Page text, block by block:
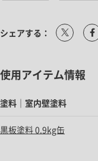
シェアする：
使用アイテム情報
塗料｜室内壁塗料
黒板塗料 0.9kg缶